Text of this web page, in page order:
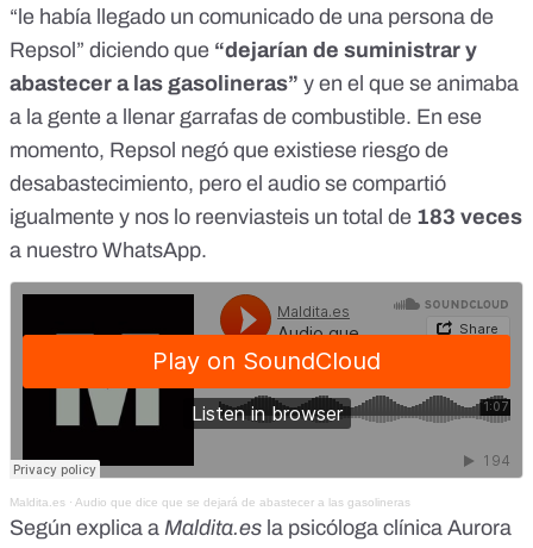
“le había llegado un comunicado de una persona de
Repsol” diciendo que “dejarían de suministrar y
abastecer a las gasolineras” y en el que se animaba
a la gente a llenar garrafas de combustible. En ese
momento, Repsol negó que existiese riesgo de
desabastecimiento, pero el audio se compartió
igualmente y nos lo reenviasteis un total de 183 veces
a nuestro WhatsApp.
Maldita.es · Audio que dice que se dejará de abastecer a las gasolineras
Según explica a Maldita.es la psicóloga clínica Aurora